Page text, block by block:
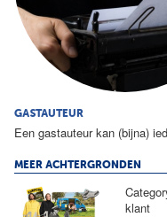
GASTAUTEUR
Een gastauteur kan (bijna)
MEER ACHTERGRONDEN
klant